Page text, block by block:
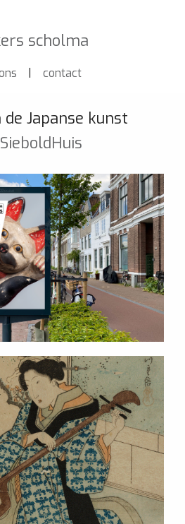
scholma
contact
de Japanse kunst